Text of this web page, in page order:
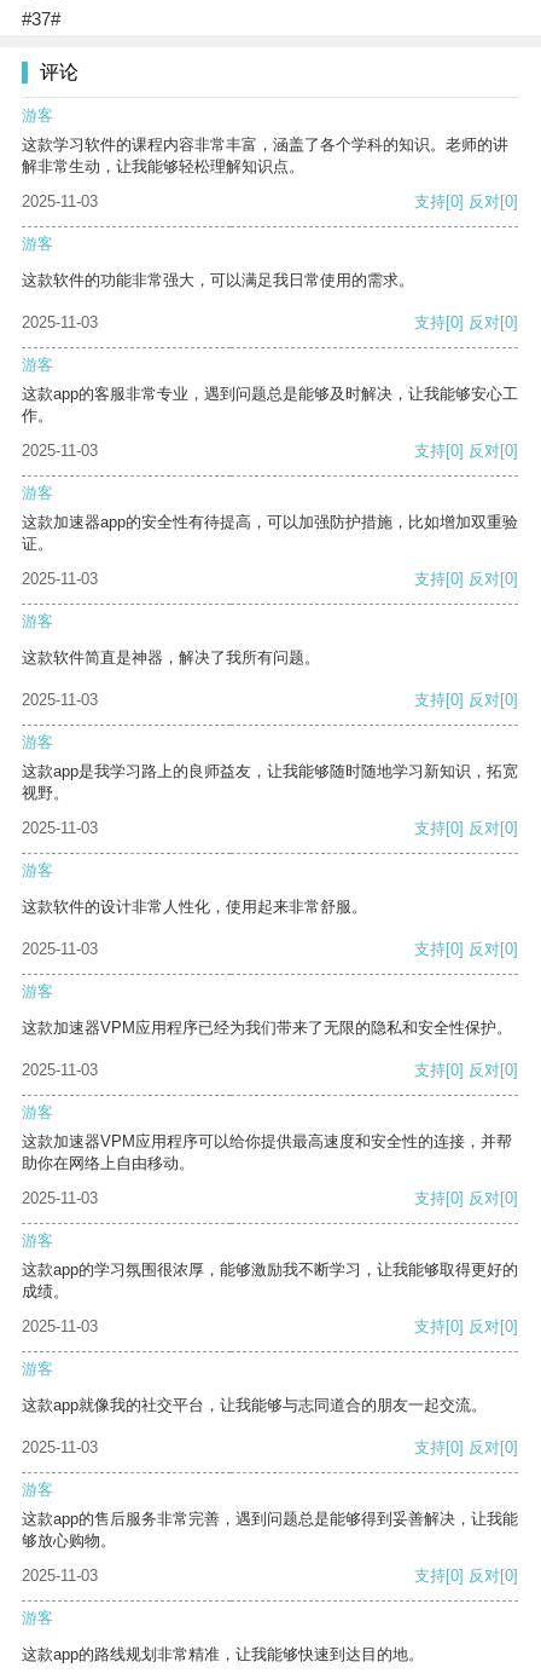
#37#
评论
游客
这款学习软件的课程内容非常丰富，涵盖了各个学科的知识。老师的讲
解非常生动，让我能够轻松理解知识点。
2025-11-03
支持[0] 反对[0]
游客
这款软件的功能非常强大，可以满足我日常使用的需求。
2025-11-03 支持[0] 反对[0]
游客
这款app的客服非常专业，遇到问题总是能够及时解决，让我能够安心工
作。
2025-11-03
支持[0] 反对[0]
游客
这款加速器app的安全性有待提高，可以加强防护措施，比如增加双重验
证。
2025-11-03
支持[0] 反对[0]
游客
这款软件简直是神器，解决了我所有问题。
2025-11-03 支持[0] 反对[0]
游客
这款app是我学习路上的良师益友，让我能够随时随地学习新知识，拓宽
视野。
2025-11-03
支持[0] 反对[0]
游客
这款软件的设计非常人性化，使用起来非常舒服。
2025-11-03 支持[0] 反对[0]
游客
这款加速器VPM应用程序已经为我们带来了无限的隐私和安全性保护。
2025-11-03 支持[0] 反对[0]
游客
这款加速器VPM应用程序可以给你提供最高速度和安全性的连接，并帮
助你在网络上自由移动。
2025-11-03
支持[0] 反对[0]
游客
这款app的学习氛围很浓厚，能够激励我不断学习，让我能够取得更好的
成绩。
2025-11-03
支持[0] 反对[0]
游客
这款app就像我的社交平台，让我能够与志同道合的朋友一起交流。
2025-11-03 支持[0] 反对[0]
游客
这款app的售后服务非常完善，遇到问题总是能够得到妥善解决，让我能
够放心购物。
2025-11-03
支持[0] 反对[0]
游客
这款app的路线规划非常精准，让我能够快速到达目的地。